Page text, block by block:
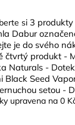
si 3
Dabur
je do svého
čtvrtý produkt -
Naturals -
Black Seed
setou -
upravena na 0